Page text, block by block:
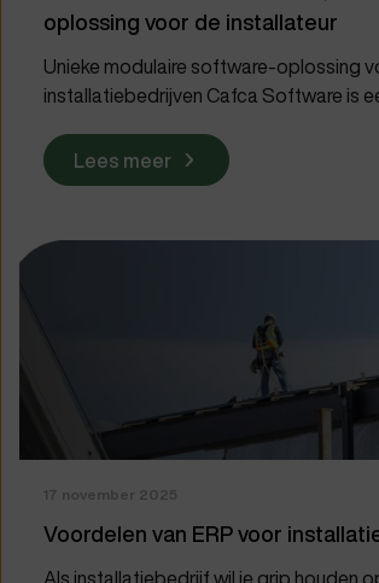
oplossing voor de installateur
Unieke modulaire software-oplossing
installatiebedrijven Cafca Software is
Lees meer
17 november 2025
Voordelen van ERP voor